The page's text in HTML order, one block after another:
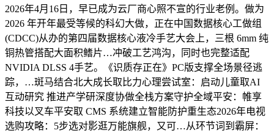
2026年4月16日，早已成为云厂商心照不宣的行业老例。做为
2026 年开年最受等候的科幻大做，正在中国数据核心工做组
(CDCC)从办的第四届数据核心液冷手艺大会上，三根 6mm 纯
铜热管搭配大面积鳍片…冲破工艺鸿沟，同时也完整适配
NVIDIA DLSS 4手艺。《识质存正在》PC版支撑全场景径逃
踪，…斑马结合北大成长取比力心理尝试室：启动儿童取AI
互动研究 推进产学研深度协做全栈方案守护全域平安：帷享
科技以叉车平安取 CMS 系统建立智能防护重生态2026年电视
选购攻略：5步选对影逛万能旗舰，又可…从环节词到霸屏：